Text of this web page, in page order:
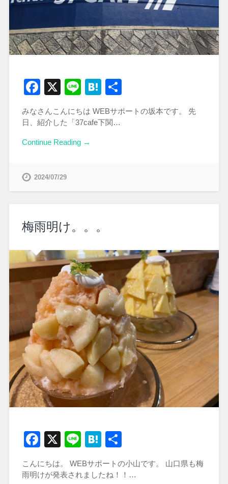
Facebook
X LineHatena
有
みなさんこんにちは WEBサポートの坂本です。 先
日、紹介した「37cafe下関…
Continue Reading →
2024/07/29
梅雨明け。。。
Facebook
X LineHatena
有
こんにちは。 WEBサポートの小山です。 山口県も梅
雨明けが発表されましたね！！…